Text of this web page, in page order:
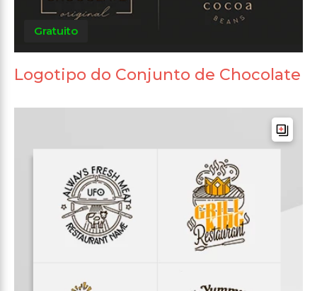
Gratuito
Logotipo do Conjunto de Chocolate